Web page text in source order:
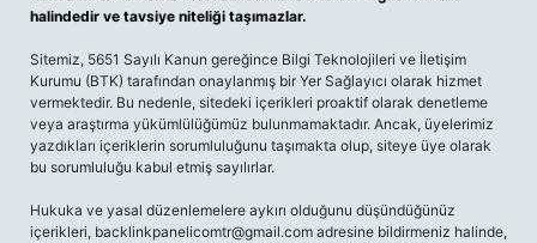
halindedir ve tavsiye niteliği taşımazlar.
Sitemiz, 5651 Sayılı Kanun gereğince Bilgi Teknolojileri ve İletişim
Kurumu (BTK) tarafından onaylanmış bir Yer Sağlayıcı olarak hizmet
vermektedir. Bu nedenle, sitedeki içerikleri proaktif olarak denetleme
veya araştırma yükümlülüğümüz bulunmamaktadır. Ancak, üyelerimiz
yazdıkları içeriklerin sorumluluğunu taşımakta olup, siteye üye olarak
bu sorumluluğu kabul etmiş sayılırlar.
Hukuka ve yasal düzenlemelere aykırı olduğunu düşündüğünüz
içerikleri, backlinkpanelicomtr@gmail.com adresine bildirmeniz halinde,